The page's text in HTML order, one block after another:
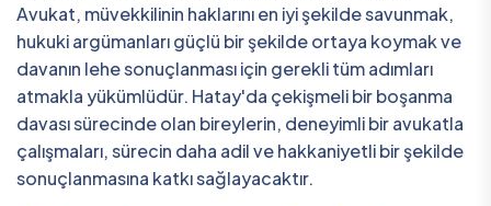
Avukat, müvekkilinin haklarını en iyi şekilde savunmak,
hukuki argümanları güçlü bir şekilde ortaya koymak ve
davanın lehe sonuçlanması için gerekli tüm adımları
atmakla yükümlüdür. Hatay'da çekişmeli bir boşanma
davası sürecinde olan bireylerin, deneyimli bir avukatla
çalışmaları, sürecin daha adil ve hakkaniyetli bir şekilde
sonuçlanmasına katkı sağlayacaktır.